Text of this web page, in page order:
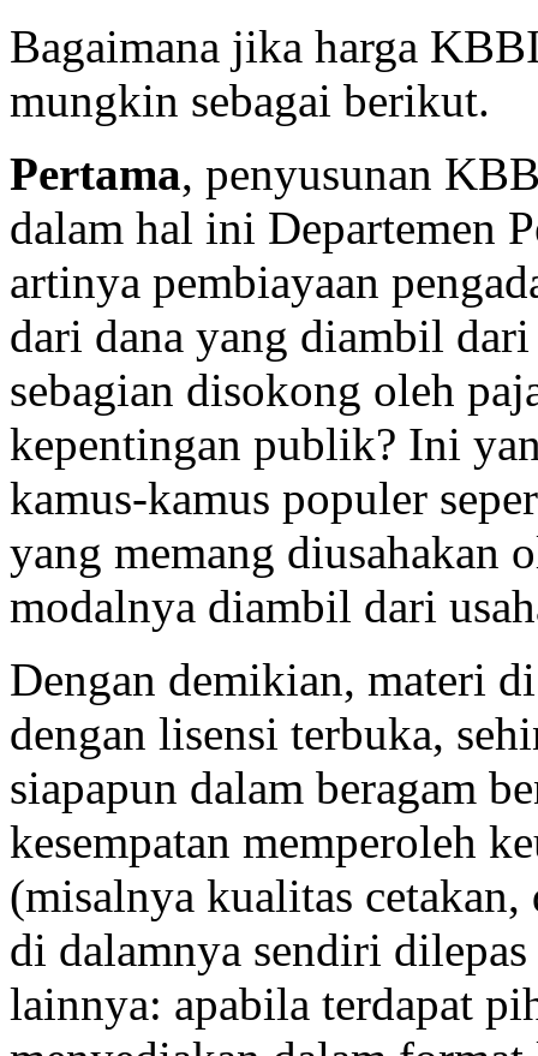
Bagaimana jika harga
mungkin sebagai berikut.
Pertama, penyusunan
dalam hal ini Departemen
artinya pembiayaan
dari dana yang diambil
sebagian disokong oleh
kepentingan publik? Ini
kamus-kamus populer
yang memang diusahakan
modalnya diambil dari
Dengan demikian, materi
dengan lisensi terbuka,
siapapun dalam beragam
kesempatan memperoleh
(misalnya kualitas cetakan,
di dalamnya sendiri
lainnya: apabila terdapat